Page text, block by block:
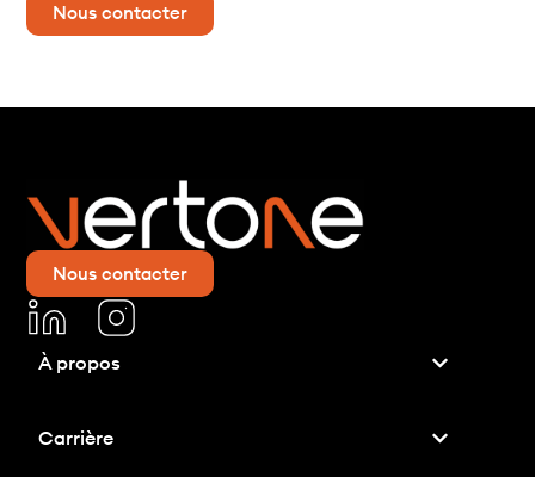
Nous contacter
Nous contacter
À propos
Carrière